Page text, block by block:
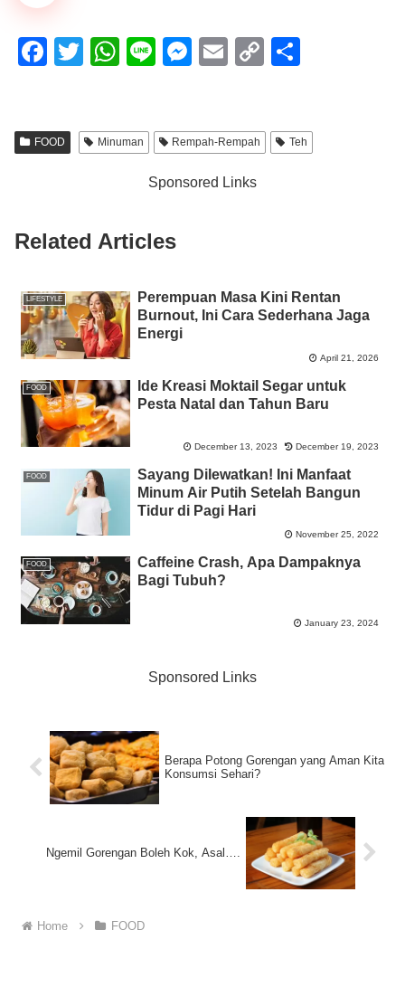
F
e
o
k
T
er
W
s
p
Li
M
e
g
E
C
y
e
FOOD Minuman Rempah-Rempah Teh
Sponsored Links
Related Articles
LIFESTYLE
Perempuan Masa Kini Rentan
Burnout, Ini Cara Sederhana Jaga
Energi
April 21, 2026
FOOD
Ide Kreasi Moktail Segar untuk
Pesta Natal dan Tahun Baru
December 13, 2023 December 19, 2023
FOOD
Sayang Dilewatkan! Ini Manfaat
Minum Air Putih Setelah Bangun
Tidur di Pagi Hari
November 25, 2022
FOOD
Caffeine Crash, Apa Dampaknya
Bagi Tubuh?
January 23, 2024
Sponsored Links
Berapa Potong Gorengan yang Aman Kita
Konsumsi Sehari?
Ngemil Gorengan Boleh Kok, Asal….
Home FOOD